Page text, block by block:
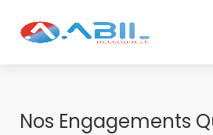
Nos Engagements